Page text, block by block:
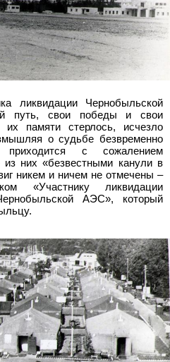
ликвидации Чернобыльской
путь, свои победы и свои
памяти стерлось, исчезло
о судьбе безвременно
приходится с сожалением
из них «безвестными канули в
никем и ничем не отмечены –
«Участнику ликвидации
АЭС», который